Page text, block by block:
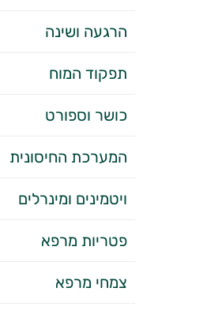
הרגעה ושינה
תפקוד המוח
כושר וספורט
המערכת החיסונית
ויטמינים ומינרלים
פטריות מרפא
צמחי מרפא